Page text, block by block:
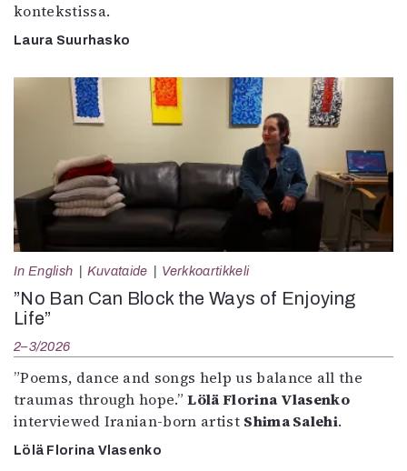
kontekstissa.
Laura Suurhasko
In English Kuvataide Verkkoartikkeli
”No Ban Can Block the Ways of Enjoying
Life”
2–3/2026
”Poems, dance and songs help us balance all the
traumas through hope.”Lölä Florina Vlasenko
interviewed Iranian-born artist Shima Salehi.
Lölä Florina Vlasenko